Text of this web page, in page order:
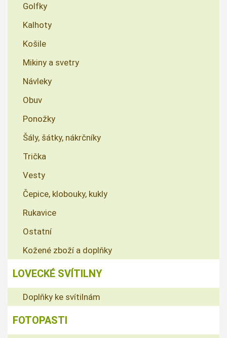
Golfky
Kalhoty
Košile
Mikiny a svetry
Návleky
Obuv
Ponožky
Šály, šátky, nákrčníky
Trička
Vesty
Čepice, klobouky, kukly
Rukavice
Ostatní
Kožené zboží a doplňky
LOVECKÉ SVÍTILNY
Doplňky ke svítilnám
FOTOPASTI